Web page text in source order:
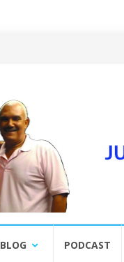
BLOG PODCAST